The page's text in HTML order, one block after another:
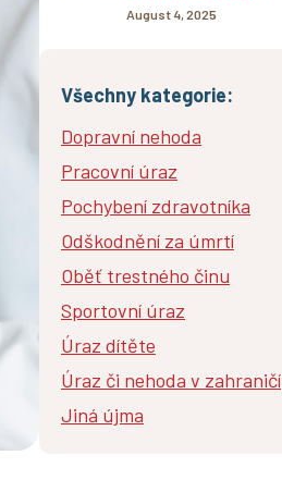
August 4, 2025
Všechny kategorie:
Dopravní nehoda
Pracovní úraz
Pochybení zdravotníka
Odškodnění za úmrtí
Oběť trestného činu
Sportovní úraz
Úraz dítěte
Úraz či nehoda v zahraničí
Jiná újma